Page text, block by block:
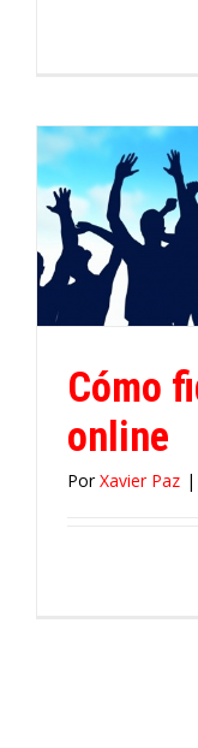
Cómo
online
PorXavier Paz |